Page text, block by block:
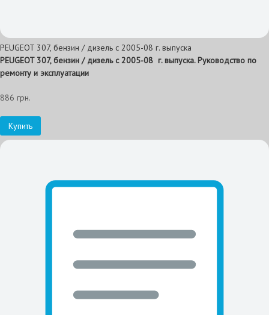
PEUGEOT 307, бензин / дизель с 2005-08 г. выпуска
PEUGEOT 307, бензин / дизель с 2005-08 г. выпуска. Руководство по
ремонту и эксплуатации
886 грн.
Купить